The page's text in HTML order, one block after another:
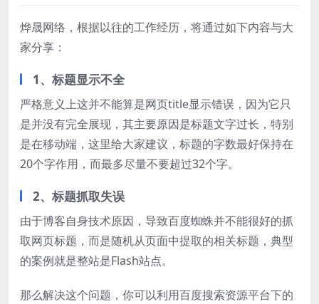
烨晟网络，根据以往的工作经历，将通过如下内容与大
家分享：
1、标题显示不全
严格意义上这并不能算是网页title显示错误，因为它只
是并没有完全展现，其主要原因是标题文字过长，特别
是在移动端，这里给大家建议，标题的字数最好保持在
20个字作用，而最多尽量不要超过32个字。
2、标题抓取失误
由于博客自身技术原因，导致百度蜘蛛并不能很好的抓
取网页标题，而是随机从页面中提取的相关标题，典型
的案例就是整站是Flash站点。
那么解决这个问题，你可以利用百度搜索资源平台下的